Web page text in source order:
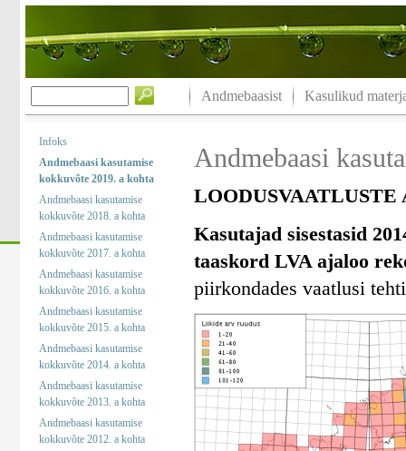
Andmebaasist Kasulikud
Infoks
Andmebaasi kasutamise
kokkuvõte 2019. a kohta
Andmebaasi kasutamise
kokkuvõte 2018. a kohta
Andmebaasi kasutamise
kokkuvõte 2017. a kohta
Andmebaasi kasutamise
kokkuvõte 2016. a kohta
Andmebaasi kasutamise
kokkuvõte 2015. a kohta
Andmebaasi kasutamise
kokkuvõte 2014. a kohta
Andmebaasi kasutamise
kokkuvõte 2013. a kohta
Andmebaasi kasutamise
kokkuvõte 2012. a kohta
Andmebaasi
Kasutajad sisestasid
taaskord LVA ajaloo
piirkondades vaatlusi